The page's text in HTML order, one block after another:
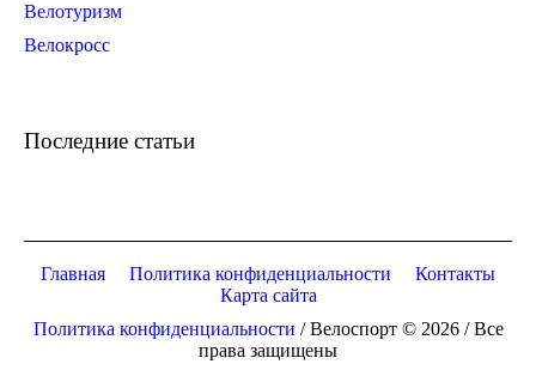
Велотуризм
Велокросс
Последние статьи
Главная Политика конфиденциальности
Контакты
Карта сайта
Политика конфиденциальности / Велоспорт © 2026 / Все
права защищены